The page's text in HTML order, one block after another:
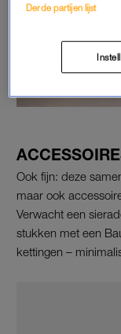
Ook fijn: deze
maar ook
Verwacht een
stukken met een
kettingen –
Derde partijen lijst